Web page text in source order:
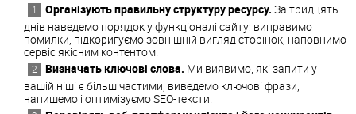
Організують правильну структуру ресурсу. За тридцять
днів наведемо порядок у функціоналі сайту: виправимо
помилки, підкоригуємо зовнішній вигляд сторінок, наповнимо
сервіс якісним контентом.
Визначать ключові слова. Ми виявимо, які запити у
вашій ніші є більш частими, виведемо ключові фрази,
напишемо і оптимізуємо SEO-тексти.